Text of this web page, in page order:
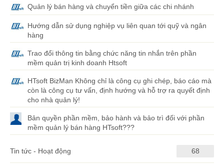
Quản lý bán hàng và chuyển tiền giữa các chi nhánh
Hướng dẫn sử dụng nghiệp vụ liên quan tới quỹ và ngân
hàng
Trao đổi thông tin bằng chức năng tin nhắn trên phần
mềm quản trị kinh doanh Htsoft
HTsoft BizMan Không chỉ là công cụ ghi chép, báo cáo mà
còn là công cụ tư vấn, định hướng và hỗ trợ ra quyết định
cho nhà quản lý!
Bản quyền phần mềm, bảo hành và bảo trì đối với phần
mềm quản lý bán hàng HTsoft???
Tin tức - Hoạt động 68